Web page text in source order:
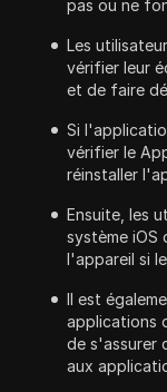
pas ou ne
Les
vérifier leur
et de faire
Si
vérifier le
réinstaller
Ensuite, les
système iOS
l'appareil si
Il est
applications
de s'assurer
aux